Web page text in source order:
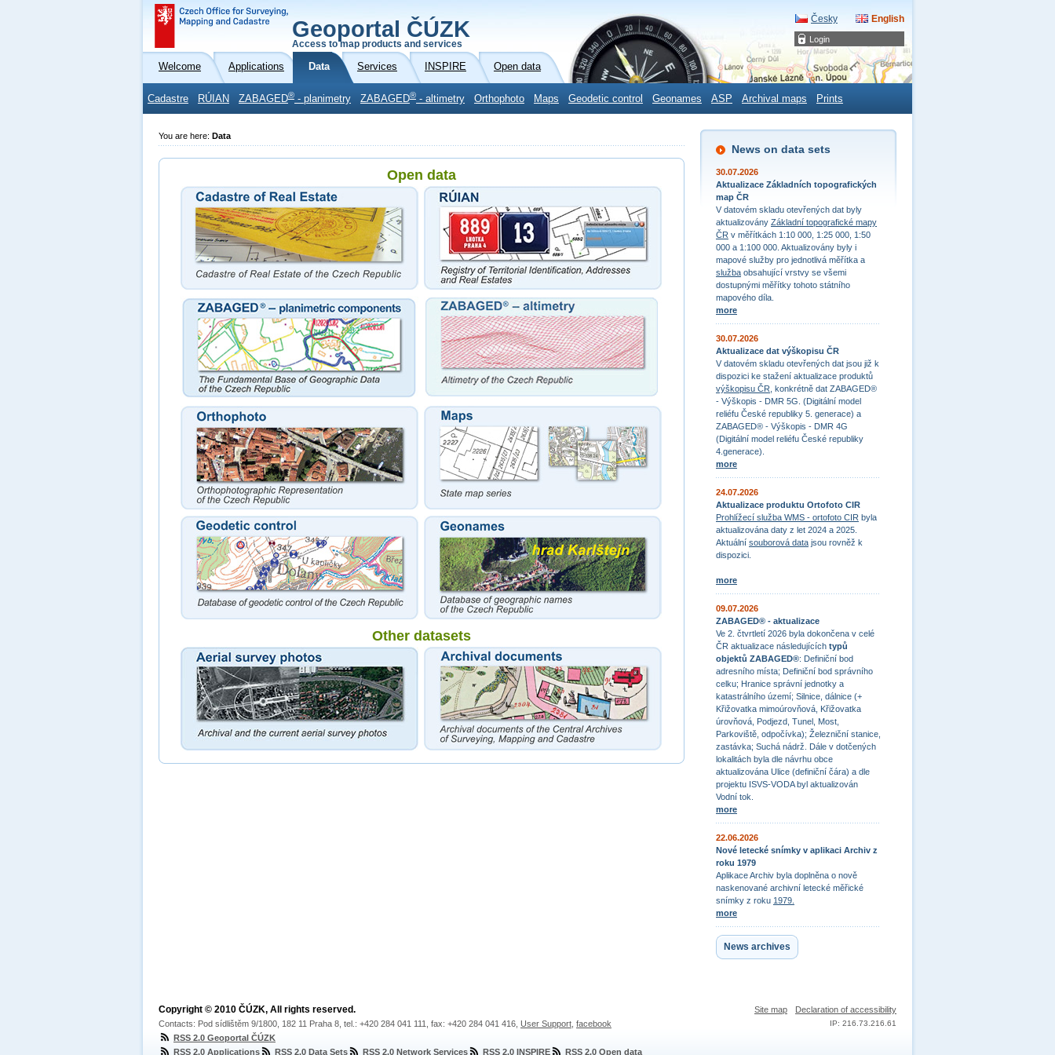
Login
Geoportal ČÚZK
Access to map products and services
Česky English
Welcome Applications Data Services INSPIRE Open data
Cadastre RÚIAN ZABAGED® - planimetry ZABAGED® - altimetry Orthophoto Maps Geodetic control Geonames ASP Archival maps Prints
News on data sets
30.07.2026
Aktualizace Základních topografických
map ČR
V datovém skladu otevřených dat byly
aktualizovány Základní topografické mapy
ČR v měřítkách 1:10 000, 1:25 000, 1:50
000 a 1:100 000. Aktualizovány byly i
mapové služby pro jednotlivá měřítka a
služba obsahující vrstvy se všemi
dostupnými měřítky tohoto státního
mapového díla.
more
30.07.2026
Aktualizace dat výškopisu ČR
V datovém skladu otevřených dat jsou již k
dispozici ke stažení aktualizace produktů
výškopisu ČR , konkrétně dat ZABAGED®
- Výškopis - DMR 5G. (Digitální model
reliéfu České republiky 5. generace) a
ZABAGED® - Výškopis - DMR 4G
(Digitální model reliéfu České republiky
4.generace).
more
24.07.2026
Aktualizace produktu Ortofoto CIR
Prohlížecí služba WMS - ortofoto CIR byla
aktualizována daty z let 2024 a 2025.
Aktuální souborová data jsou rovněž k
dispozici.
more
09.07.2026
ZABAGED® - aktualizace
Ve 2. čtvrtletí 2026 byla dokončena v celé
ČR aktualizace následujících typů
objektů ZABAGED®: Definiční bod
adresního místa; Definiční bod správního
celku; Hranice správní jednotky a
katastrálního území; Silnice, dálnice (+
Křižovatka mimoúrovňová, Křižovatka
úrovňová, Podjezd, Tunel, Most,
Parkoviště, odpočívka); Železniční stanice,
zastávka; Suchá nádrž. Dále v dotčených
lokalitách byla dle návrhu obce
aktualizována Ulice (definiční čára) a dle
projektu ISVS-VODA byl aktualizován
Vodní tok.
more
22.06.2026
Nové letecké snímky v aplikaci Archiv z
roku 1979
Aplikace Archiv byla doplněna o nově
naskenované archivní letecké měřické
snímky z roku 1979.
more
News archives
You are here: Data
Open data
Other datasets
Site map Declaration of accessibility
IP: 216.73.216.61
Copyright © 2010 ČÚZK, All rights reserved.
Contacts: Pod sídlištěm 9/1800, 182 11 Praha 8, tel.: +420 284 041 111, fax: +420 284 041 416, User Support facebook
RSS 2.0 Geoportal ČÚZK
RSS 2.0 Applications
RSS 2.0 Data Sets RSS 2.0 Network Services RSS 2.0 INSPIRE RSS 2.0 Open data